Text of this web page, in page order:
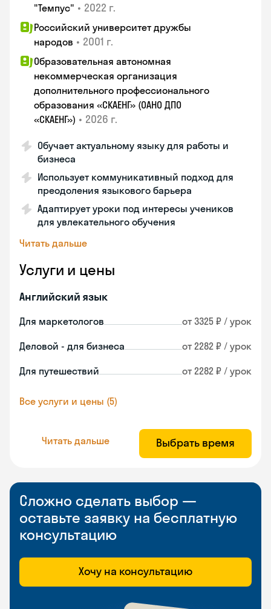
"Темпус" • 2022 г.
Российский университет дружбы
народов • 2001 г.
Образовательная автономная
некоммерческая организация
дополнительного профессионального
образования «СКАЕНГ» (ОАНО ДПО
«СКАЕНГ») • 2026 г.
Обучает актуальному языку для работы и
бизнеса
Использует коммуникативный подход для
преодоления языкового барьера
Адаптирует уроки под интересы учеников
для увлекательного обучения
Читать дальше
Услуги и цены
Английский язык
Для маркетологов от 3325 ₽ / урок
Деловой - для бизнеса от 2282 ₽ / урок
Для путешествий от 2282 ₽ / урок
Все услуги и цены (5)
Читать дальше Выбрать время
Сложно сделать выбор —
оставьте заявку на бесплатную
консультацию
Хочу на консультацию